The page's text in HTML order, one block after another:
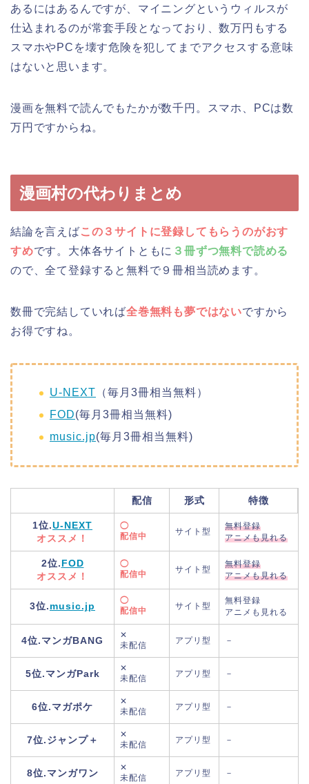
あるにはあるんですが、マイニングというウィルスが
仕込まれるのが常套手段となっており、数万円もする
スマホやPCを壊す危険を犯してまでアクセスする意味
はないと思います。
漫画を無料で読んでもたかが数千円。スマホ、PCは数
万円ですからね。
漫画村の代わりまとめ
結論を言えばこの３サイトに登録してもらうのがおす
すめです。大体各サイトともに ３冊ずつ無料で読める
ので、全て登録すると無料で９冊相当読めます。
数冊で完結していれば全巻無料も夢ではないですから
お得ですね。
U-NEXT （毎月3冊相当無料）
FOD(毎月3冊相当無料)
music.jp(毎月3冊相当無料)
配信 形式 特徴
1位.U-NEXT
オススメ！
◯
配信中
サイト型
無料登録
アニメも見れる
2位.FOD
オススメ！
◯
配信中
サイト型
無料登録
アニメも見れる
3位.music.jp
◯
配信中
サイト型
無料登録
アニメも見れる
4位.マンガBANG
✕
未配信
アプリ型 －
5位.マンガPark
✕
未配信
アプリ型 －
6位.マガポケ
✕
未配信
アプリ型 －
7位.ジャンプ＋
✕
未配信
アプリ型 －
8位.マンガワン
✕
未配信
アプリ型 －